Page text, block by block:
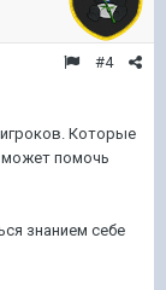
#4
Которые
может помочь
знанием себе